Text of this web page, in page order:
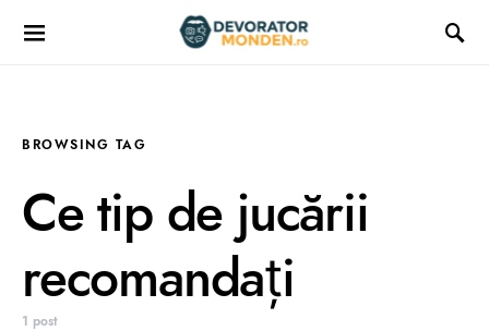
BROWSING TAG
Ce tip de jucării
recomandați
1 post